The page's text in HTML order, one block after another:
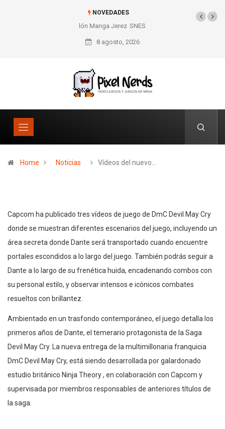
NOVEDADES
SNES Pixel Book para
los amantes de lo retro
8 agosto, 2026
Home Noticias Vídeos del nuevo…
Capcom ha publicado tres vídeos de juego de DmC Devil May Cry
donde se muestran diferentes escenarios del juego, incluyendo un
área secreta donde Dante será transportado cuando encuentre
portales escondidos a lo largo del juego. También podrás seguir a
Dante a lo largo de su frenética huida, encadenando combos con
su personal estilo, y observar intensos e icónicos combates
resueltos con brillantez.
Ambientado en un trasfondo contemporáneo, el juego detalla los
primeros años de Dante, el temerario protagonista de la Saga
Devil May Cry. La nueva entrega de la multimillonaria franquicia
DmC Devil May Cry, está siendo desarrollada por galardonado
estudio británico Ninja Theory , en colaboración con Capcom y
supervisada por miembros responsables de anteriores títulos de
la saga.